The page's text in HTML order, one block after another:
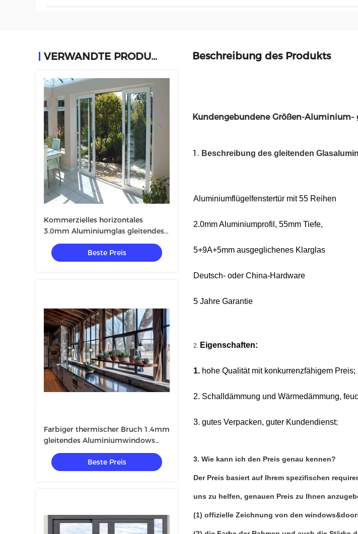
VERWANDTE PRODUKTE
Kommerzielles horizontales
3.0mm Aluminiumglas gleitendes
Windows
Beste Preis
Farbiger thermischer Bruch 1.4mm
gleitendes Aluminiumwindows
und Türen
Beste Preis
Beschreibung des Produkts
Kundengebundene Größen-Aluminium-
1. Beschreibung des gleitenden
Aluminiumflügelfenstertür mit 55 Reihen
2.0mm Aluminiumprofil, 55mm Tiefe,
5+9A+5mm ausgeglichenes Klarglas
Deutsch- oder China-Hardware
5 Jahre Garantie
2. Eigenschaften:
1. hohe Qualität mit konkurrenzfähigem Preis;
2. Schalldämmung und Wärmedämmung,
3. gutes Verpacken, guter Kundendienst;
3. Wie kann ich den Preis genau kennen?
Der Preis basiert auf Ihrem spezifischen
uns zu helfen, genauen Preis zu Ihnen
(1) offizielle Zeichnung von den